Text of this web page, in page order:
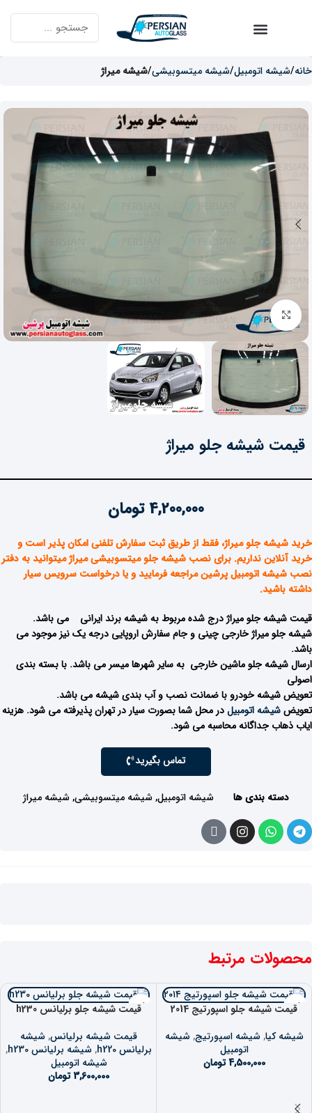
خانه شیشه اتومبیل شیشه میتسوبیشی شیشه میراژ
برای بزرگنمایی کلیک کنید
قیمت شیشه جلو میراژ
4,200,000 تومان
خرید شیشه جلو میراژ، فقط از طریق ثبت سفارش تلفنی امکان پذیر است و
خرید آنلاین نداریم. برای نصب شیشه جلو میتسوبیشی میراژ میتوانید به دفتر
نصب شیشه اتومبیل پرشین مراجعه فرمایید و یا درخواست سرویس سیار
داشته باشید.
قیمت شیشه جلو میراژ درج شده مربوط به شیشه برند ایرانی می باشد.
شیشه جلو میراژ خارجی چینی و جام سفارش اروپایی درجه یک نیز موجود می
باشد.
ارسال شیشه جلو ماشین خارجی به سایر شهرها میسر می باشد. با بسته بندی
اصولی
تعویض شیشه خودرو با ضمانت نصب و آب بندی شیشه می باشد.
تعویضشیشه اتومبیلدر محل شما بصورت سیار در تهران پذیرفته می شود. هزینه
ایاب ذهاب جداگانه محاسبه می شود.
تماس بگیرید
دسته بندی ها شیشه اتومبیل,شیشه میتسوبیشی,شیشه میراژ
محصولات مرتبط
قیمت شیشه جلو اسپورتیج 2014
شیشه کیا,شیشه اسپورتیج,شیشه
اتومبیل
4,500,000 تومان
قیمت شیشه جلو برلیانس h230
قیمت شیشه برلیانس,شیشه
برلیانس h220
,شیشه برلیانس h230
,
شیشه اتومبیل
3,600,000تومان